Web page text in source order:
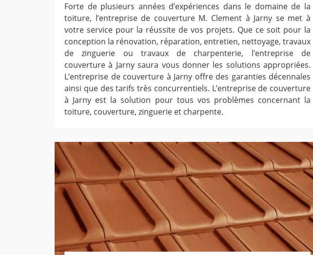
Forte de plusieurs années d’expériences dans le domaine de la
toiture, l’entreprise de couverture M. Clement à Jarny se met à
votre service pour la réussite de vos projets. Que ce soit pour la
conception la rénovation, réparation, entretien, nettoyage, travaux
de zinguerie ou travaux de charpenterie, l’entreprise de
couverture à Jarny saura vous donner les solutions appropriées.
L’entreprise de couverture à Jarny offre des garanties décennales
ainsi que des tarifs très concurrentiels. L’entreprise de couverture
à Jarny est la solution pour tous vos problèmes concernant la
toiture, couverture, zinguerie et charpente.